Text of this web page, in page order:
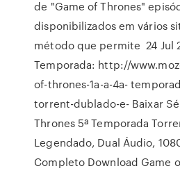
de "Game of Thrones"
disponibilizados em vários
método que permite 24 Jul
Temporada: http://
of-thrones-1a-a-4a-
torrent-dublado-e- Baixar
Thrones 5ª Temporada
Legendado, Dual Áudio,
Completo Download Game